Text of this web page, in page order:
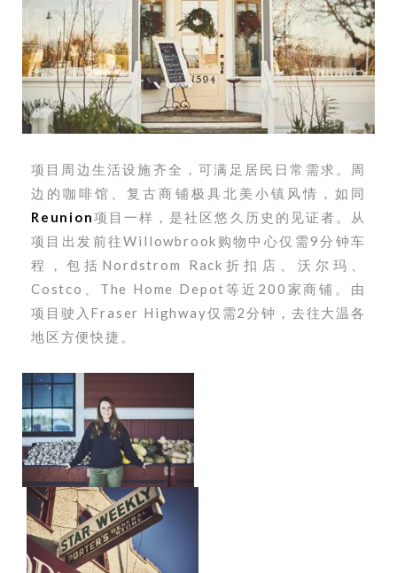
项目周边生活设施齐全，可满足居民日常需求。周
边的咖啡馆、复古商铺极具北美小镇风情，如同
Reunion项目一样，是社区悠久历史的见证者。
从
项目出发前往Willowbrook购物中心仅需9分钟车
程，包括Nordstrom Rack折扣店、沃尔玛、
Costco、The Home Depot等近200家商铺。由
项目驶入Fraser Highway仅需2分钟，去往大温各
地区方便快捷。